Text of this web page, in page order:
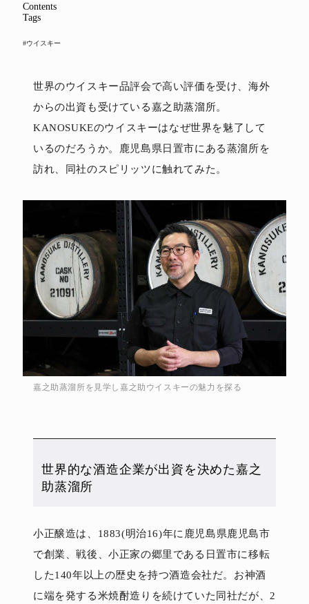
Contents
Tags
#ウイスキー
世界のウイスキー品評会で高い評価を受け、海外
からの出資も受けている嘉之助蒸溜所。
KANOSUKEのウイスキーはなぜ世界を魅了して
いるのだろうか。鹿児島県日置市にある蒸溜所を
訪れ、同社のスピリッツに触れてみた。
嘉之助蒸溜所を見学し嘉之助ウイスキーの魅力を探る
世界的な酒造企業が出資を決めた嘉之
助蒸溜所
小正醸造は、1883(明治16)年に鹿児島県鹿児島市
で創業、戦後、小正家の郷里である日置市に移転
した140年以上の歴史を持つ酒造会社だ。お神酒
に端を発する米焼酎造りを続けていた同社だが、2